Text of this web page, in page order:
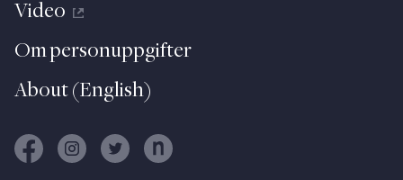
Video
Om personuppgifter
About (English)